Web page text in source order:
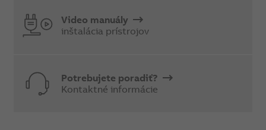
Video manuály
inštalácia prístrojov
Potrebujete poradiť?
Kontaktné informácie